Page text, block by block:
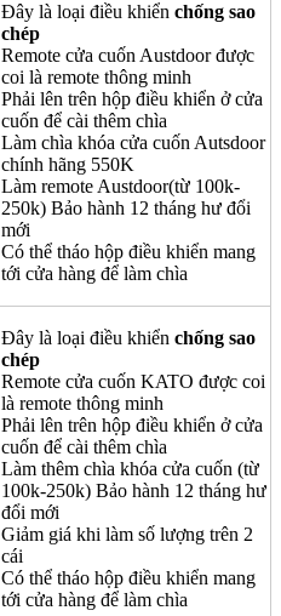
Đây là loại điều khiển chống sao
chép
Remote cửa cuốn Austdoor được
coi là remote thông minh
Phải lên trên hộp điều khiển ở cửa
cuốn để cài thêm chìa
Làm chìa khóa cửa cuốn Autsdoor
chính hãng 550K
Làm remote Austdoor(từ 100k-
250k) Bảo hành 12 tháng hư đổi
mới
Có thể tháo hộp điều khiển mang
tới cửa hàng để làm chìa
Đây là loại điều khiển chống sao
chép
Remote cửa cuốn KATO được coi
là remote thông minh
Phải lên trên hộp điều khiển ở cửa
cuốn để cài thêm chìa
Làm thêm chìa khóa cửa cuốn (từ
100k-250k) Bảo hành 12 tháng hư
đổi mới
Giảm giá khi làm số lượng trên 2
cái
Có thể tháo hộp điều khiển mang
tới cửa hàng để làm chìa